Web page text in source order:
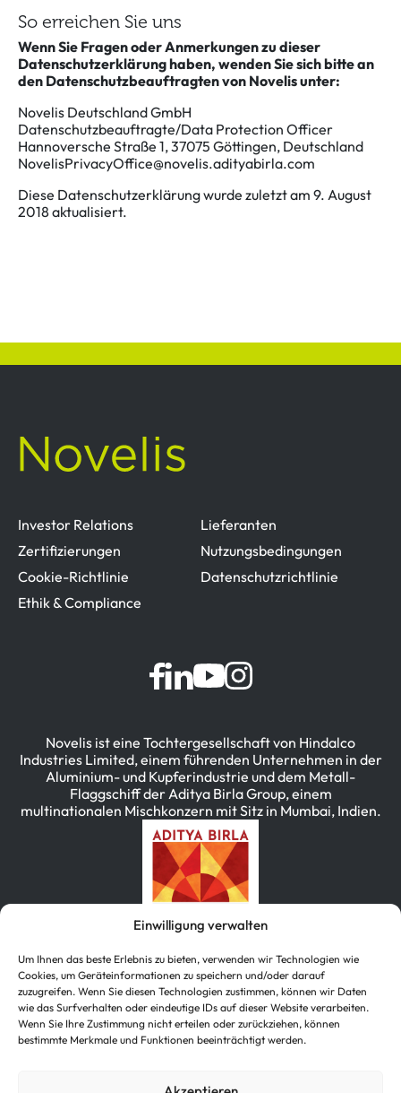
Einwilligung verwalten
Um Ihnen das beste Erlebnis zu bieten, verwenden wir Technologien wie
Cookies, um Geräteinformationen zu speichern und/oder darauf
zuzugreifen. Wenn Sie diesen Technologien zustimmen, können wir Daten
wie das Surfverhalten oder eindeutige IDs auf dieser Website verarbeiten.
Wenn Sie Ihre Zustimmung nicht erteilen oder zurückziehen, können
bestimmte Merkmale und Funktionen beeinträchtigt werden.
So erreichen Sie uns
Wenn Sie Fragen oder Anmerkungen zu dieser
Datenschutzerklärung haben, wenden Sie sich bitte an
den Datenschutzbeauftragten von Novelis unter:
Novelis Deutschland GmbH
Datenschutzbeauftragte/Data Protection Officer
Hannoversche Straße 1, 37075 Göttingen, Deutschland
NovelisPrivacyOffice@novelis.adityabirla.com
Diese Datenschutzerklärung wurde zuletzt am 9. August
2018 aktualisiert.
Investor Relations
Lieferanten
Zertifizierungen
Nutzungsbedingungen
Cookie-Richtlinie
Datenschutzrichtlinie
Ethik & Compliance
Novelis ist eine Tochtergesellschaft von Hindalco
Industries Limited, einem führenden Unternehmen in der
Aluminium- und Kupferindustrie und dem Metall-
Flaggschiff der Aditya Birla Group, einem
multinationalen Mischkonzern mit Sitz in Mumbai, Indien.
简体中文(Vereinfachtes Chinesisch)